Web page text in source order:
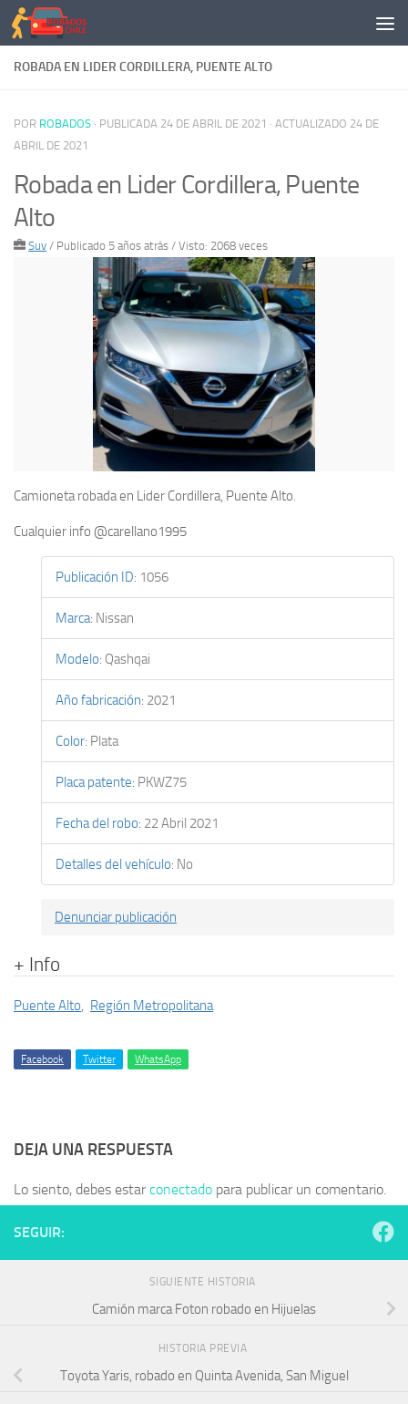
Saltar al contenido
ROBADA EN LIDER CORDILLERA, PUENTE ALTO
POR ROBADOS · PUBLICADA 24 DE ABRIL DE 2021 · ACTUALIZADO 24 DE
ABRIL DE 2021
Robada en Lider Cordillera, Puente
Alto
Suv / Publicado 5 años atrás / Visto: 2068 veces
Camioneta robada en Lider Cordillera, Puente Alto.
Cualquier info @carellano1995
Publicación ID: 1056
Marca: Nissan
Modelo: Qashqai
Año fabricación: 2021
Color: Plata
Placa patente: PKWZ75
Fecha del robo: 22 Abril 2021
Detalles del vehículo: No
Denunciar publicación
+ Info
Puente Alto, Región Metropolitana
Facebook Twitter WhatsApp
DEJA UNA RESPUESTA
Lo siento, debes estarconectado para publicar un comentario.
SEGUIR:
SIGUIENTE HISTORIA
Camión marca Foton robado en Hijuelas
HISTORIA PREVIA
Toyota Yaris, robado en Quinta Avenida, San Miguel